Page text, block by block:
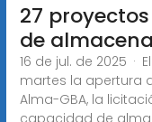
27
de
16 de jul. de 2025 ·
martes la apertura
Alma-GBA, la
capacidad de